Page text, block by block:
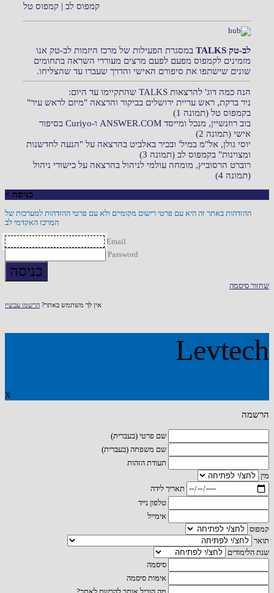
קמפוס לב | קמפוס טל
לב-טק TALKS
במסגרת הפעילות של מרכז היזמות לב-טק אנו
מזמינים לקמפוס מפעם לפעם מרצים מעוררי השראה בתחומים
שונים שישתפו את סיפורם האישי והדרך שעברו עד שהצליחו.
הנה כמה דוג' להרצאות TALKS שהתקיימו עד היום:
ניר ברקת, ראש עריית ירושלים בביקור והרצאה "מיזם לראש עיר"
בקמפוס טל (תמונה 1)
בוב רוזנשיין, מנכל ומייסד ANSWER.COM ו-Curiyo בסיפור
אישי (תמונה 2)
יוסי גולן, אל"מ במיל' ובכיר באלביט בהרצאה על "הנעה לחדשנות
ומצוינות" בקמפוס לב (תמונה 3)
רוברט הרסוביץ, מומחה עולמי לניהול בהרצאה על כישורי ניהול
(תמונה 4)
× כניסה
ההזדהות באתר זה היא עם פרטי רישום מקומיים ולא עם פרטי ההזדהות למערכות של
המרכז האקדמי לב
Email
Password
כניסה
שחזור סיסמה
אין לך משתמש באתר? הרשמו עכשיו
Levtech
X
הרשמה
שם פרטי (בעברית)
שם משפחה (בעברית)
תעודת הזהות
מין
תאריך לידה
טלפון נייד
אימייל
קמפוס
תואר
שנת הלימודים
סיסמה
אימות סיסמה